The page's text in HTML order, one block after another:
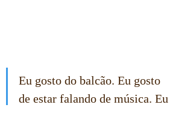
Eu gosto do balcão. Eu gosto
de estar falando de música. Eu